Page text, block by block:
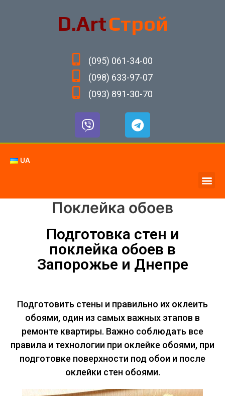
D.ArtСтрой
(095) 061-34-00
(098) 633-97-07
(093) 891-30-70
UA
Поклейка обоев
Подготовка стен и
поклейка обоев в
Запорожье и Днепре
Подготовить стены и правильно их оклеить
обоями, один из самых важных этапов в
ремонте квартиры. Важно соблюдать все
правила и технологии при оклейке обоями, при
подготовке поверхности под обои и после
оклейки стен обоями.